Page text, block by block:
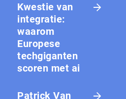
Kwestie van
integratie:
waarom
Europese
techgiganten
scoren met ai
Patrick Van